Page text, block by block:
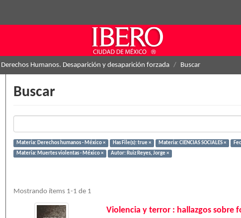
Humanos. Desaparición y desaparición forzada Buscar
Buscar
Materia: Derechos humanos - México × Has File(s): true × Materia: CIENCIAS SOCIALES ×
Materia: Muertes violentas - México ×
Autor: Ruiz Reyes, Jorge ×
Mostrando ítems 1-1 de 1
Violencia y terror : hallazgos sobre